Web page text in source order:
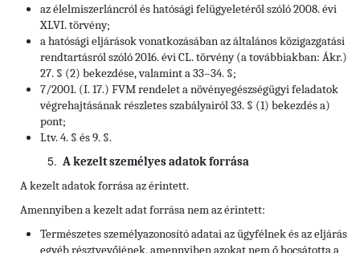
az élelmiszerláncról és hatósági felügyeletéről szóló 2008. évi
XLVI. törvény;
a hatósági eljárások vonatkozásában az általános közigazgatási
rendtartásról szóló 2016. évi CL. törvény (a továbbiakban: Ákr.)
27. § (2) bekezdése, valamint a 33–34. §;
7/2001. (I. 17.) FVM rendelet a növényegészségügyi feladatok
végrehajtásának részletes szabályairól 33. § (1) bekezdés a)
pont;
Ltv. 4. § és 9. §.
A kezelt személyes adatok forrása
A kezelt adatok forrása az érintett.
Amennyiben a kezelt adat forrása nem az érintett:
Természetes személyazonosító adatai az ügyfélnek és az eljárás